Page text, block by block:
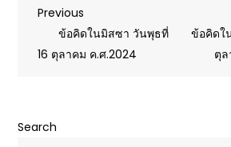
Post
navigation
Previous
Post
Previous
ข้อคิดในมิสซา วันพุธที่
16 ตุลาคม ค.ศ.2024
ข้อคิดใ
ตุ
Search